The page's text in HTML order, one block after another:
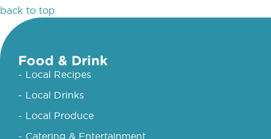
back to top
Food & Drink
- Local Recipes
- Local Drinks
- Local Produce
- Catering & Entertainment